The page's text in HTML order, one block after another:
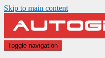
Skip to main content
Toggle navigation